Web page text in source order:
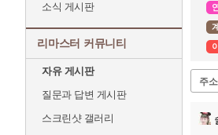
소식 게시판
리마스터 커뮤니티
자유 게시판
질문과 답변 게시판
스크린샷 갤러리
주